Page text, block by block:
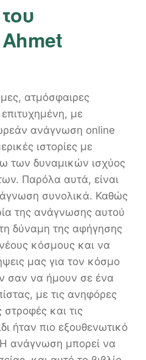
ατμόσφαιρες
επιτυχημένη, με
ανάγνωση online
ιστορίες με
των δυναμικών ισχύος
Παρόλα αυτά, είναι
συνολικά. Καθώς
της ανάγνωσης αυτού
δύναμη της αφήγησης
κόσμους και να
μας για τον κόσμο
σαν να ήμουν σε ένα
με τις ανηφόρες
στροφές και τις
ήταν πιο εξουθενωτικό
ανάγνωση μπορεί να